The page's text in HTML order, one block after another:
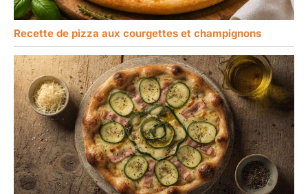
Recette de pizza aux courgettes et champignons